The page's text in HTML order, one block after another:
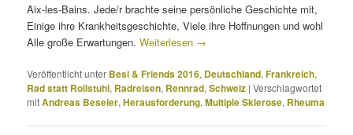
Aix-les-Bains. Jede/r brachte seine persönliche Geschichte mit,
Einige ihre Krankheitsgeschichte, Viele ihre Hoffnungen und wohl
Alle große Erwartungen.Weiterlesen →
Veröffentlicht unter Besi & Friends 2016, Deutschland,Frankreich,
Rad statt Rollstuhl, Radreisen, Rennrad,Schweiz |Verschlagwortet
mitAndreas Beseler,Herausforderung,Multiple Sklerose, Rheuma